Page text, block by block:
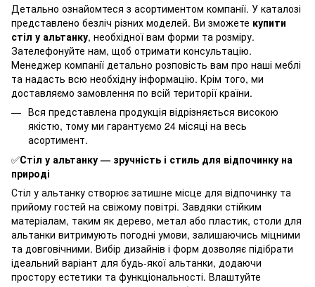
Детально ознайомтеся з асортиментом компанії. У каталозі
представлено безліч різних моделей. Ви зможете купити
стіл у альтанку, необхідної вам форми та розміру.
Зателефонуйте нам, щоб отримати консультацію.
Менеджер компанії детально розповість вам про наші меблі
та надасть всю необхідну інформацію. Крім того, ми
доставляємо замовлення по всій території країни.
Вся представлена продукція відрізняється високою
якістю, тому ми гарантуємо 24 місяці на весь
асортимент.
✅Стіл у альтанку — зручність і стиль для відпочинку на
природі
Стіл у альтанку створює затишне місце для відпочинку та
прийому гостей на свіжому повітрі. Завдяки стійким
матеріалам, таким як дерево, метал або пластик, столи для
альтанки витримують погодні умови, залишаючись міцними
та довговічними. Вибір дизайнів і форм дозволяє підібрати
ідеальний варіант для будь-якої альтанки, додаючи
простору естетики та функціональності. Влаштуйте